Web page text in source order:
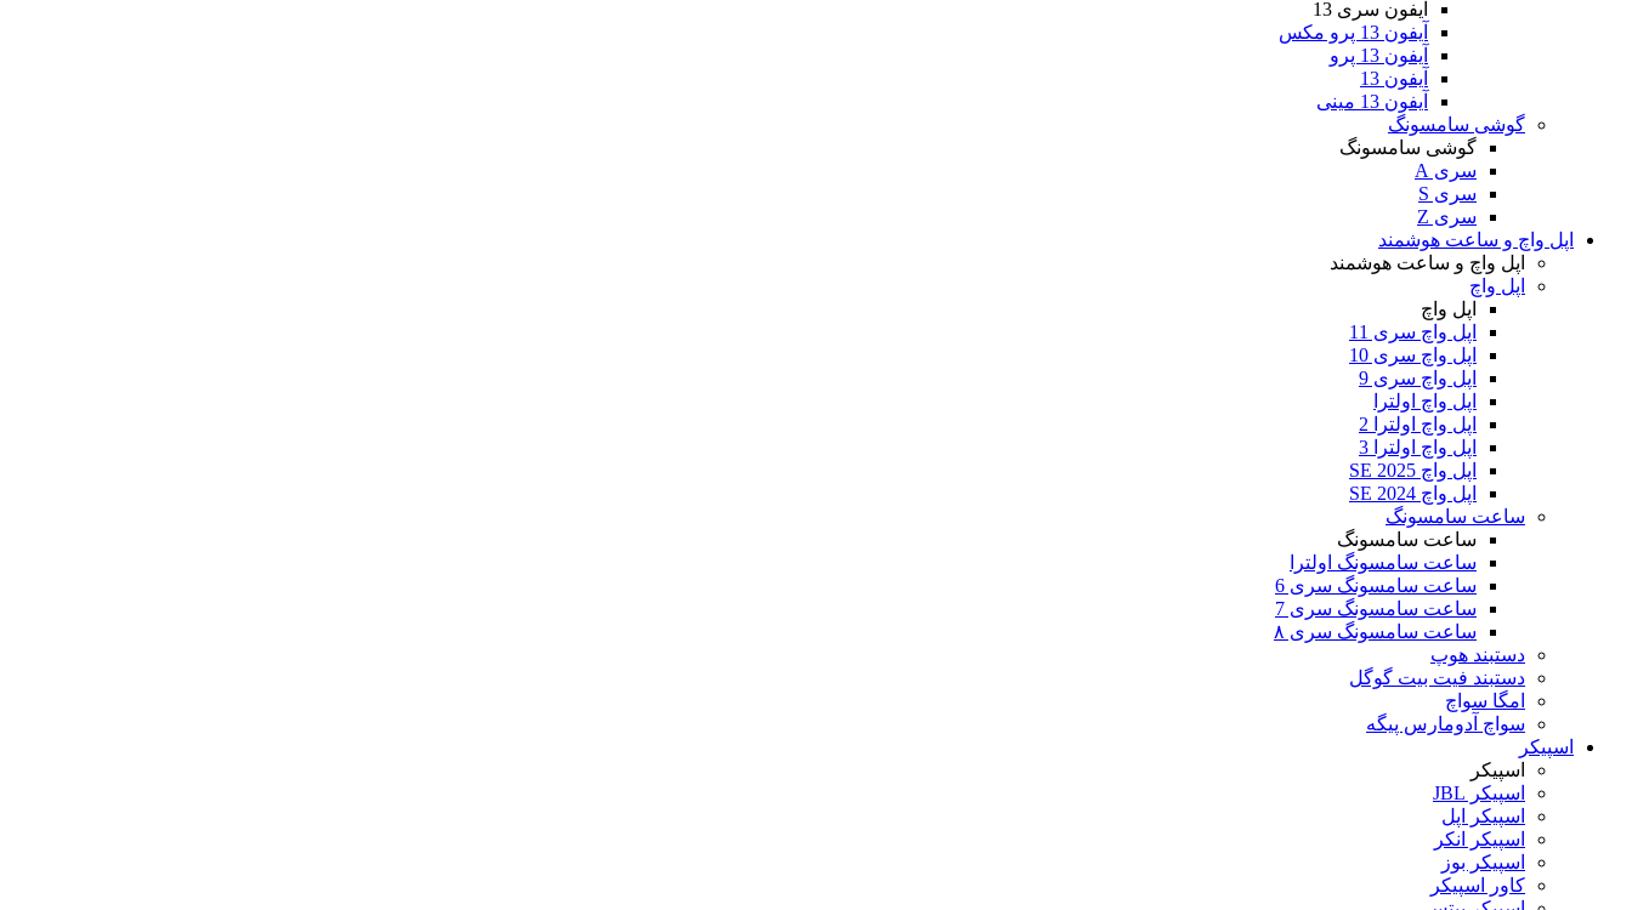
آیفون سری 13
آیفون 13 پرو مکس
آیفون 13 پرو
آیفون 13
آیفون 13 مینی
گوشی سامسونگ
گوشی سامسونگ
سری A
سری S
سری Z
اپل واچ و ساعت هوشمند
اپل واچ و ساعت هوشمند
اپل واچ
اپل واچ
اپل واچ سری 11
اپل واچ سری 10
اپل واچ سری 9
اپل واچ اولترا
اپل واچ اولترا 2
اپل واچ اولترا 3
اپل واچ SE 2025
اپل واچ SE 2024
ساعت سامسونگ
ساعت سامسونگ
ساعت سامسونگ اولترا
ساعت سامسونگ سری 6
ساعت سامسونگ سری 7
ساعت سامسونگ سری ۸
دستبند هوپ
دستبند فیت بیت گوگل
امگا سواچ
سواچ آدومارس پیگه
اسپیکر
اسپیکر
اسپیکر JBL
اسپیکر اپل
اسپیکر انکر
اسپیکر بوز
کاور اسپیکر